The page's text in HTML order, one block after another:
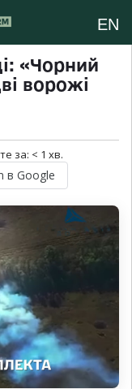
EN
«Чорний
ворожі
за: < 1 хв.
в Google